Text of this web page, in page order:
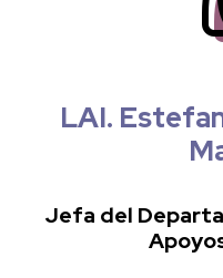
LAI.
Jefa del